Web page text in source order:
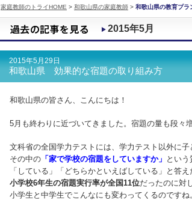
家庭教師のトライHOME > 和歌山県の家庭教師 > 和歌山県の教育プラ
2015年5月
2015年5月29日
和歌山県 効果的な宿題の取り組み方
和歌山県の皆さん、こんにちは！
5月も終わりに近づいてきました。 宿題の量も段々
文科省の全国学力テストには、学力テスト以外に
その中の 「家で学校の宿題をしていますか」 という
「している」「どちらかといえばしている」と答え
小学校6年生の宿題実行率が全国11位だったのに対し
小学生と中学生でこんなにも変わってくるのですね